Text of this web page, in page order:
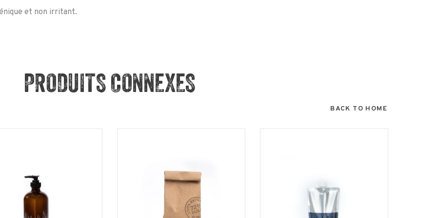
et non irritant.
PRODUITS CONNEXES
BACK TO HOME